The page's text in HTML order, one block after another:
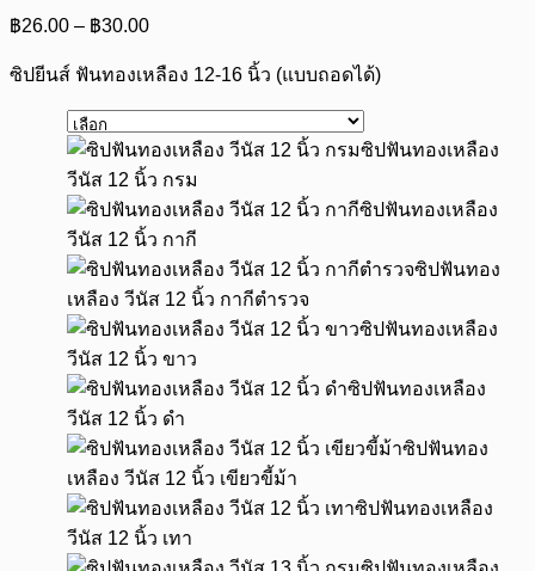
฿26.00 – ฿30.00Price
฿26.00
ซิปยีนส์ ฟันทองเหลือง 12-16 นิ้ว (แบบถอดได้)
ซิปฟันทองเหลือง
วีนัส 12 นิ้ว กรม
ซิปฟันทองเหลือง
วีนัส 12 นิ้ว กากี
ซิปฟันทอง
เหลือง วีนัส 12 นิ้ว กากีตำรวจ
ซิปฟันทองเหลือง
วีนัส 12 นิ้ว ขาว
ซิปฟันทองเหลือง
วีนัส 12 นิ้ว ดำ
ซิปฟันทอง
เหลือง วีนัส 12 นิ้ว เขียวขี้ม้า
ซิปฟันทองเหลือง
วีนัส 12 นิ้ว เทา